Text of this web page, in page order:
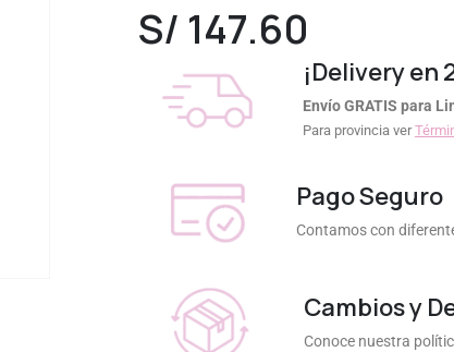
S/ 147.60
¡Delivery en
Envío GRATIS para
Para provincia ver
Pago Seguro
Contamos con
Cambios y
Conoce nuestra